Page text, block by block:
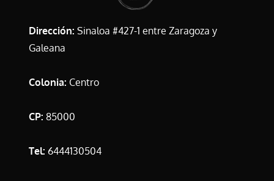
Dirección: Sinaloa #427-1 entre Zaragoza y
Galeana
Colonia: Centro
CP: 85000
Tel: 6444130504